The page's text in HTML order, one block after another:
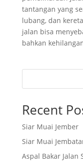
tantangan yang
lubang, dan
jalan bisa
bahkan
Recent
Siar Muai Jember
Siar Muai
Aspal Bakar Jalan